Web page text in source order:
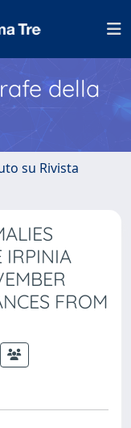
della
su Rivista
IRPINIA
FROM